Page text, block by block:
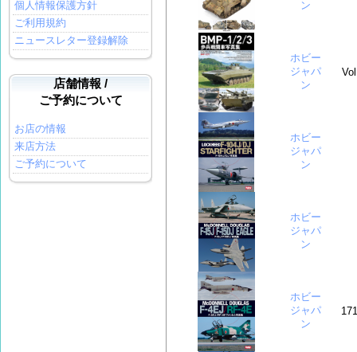
個人情報保護方針
ご利用規約
ニュースレター登録解除
店舗情報 /
ご予約について
お店の情報
来店方法
ご予約について
ン
ホビー
ジャパ
ン
ホビー
ジャパ
ン
ホビー
ジャパ
ン
ホビー
ジャパ
ン